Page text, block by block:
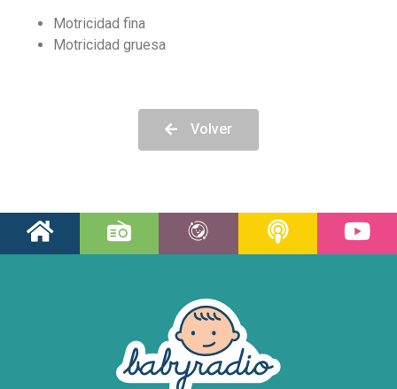
Motricidad fina
Motricidad gruesa
Volver